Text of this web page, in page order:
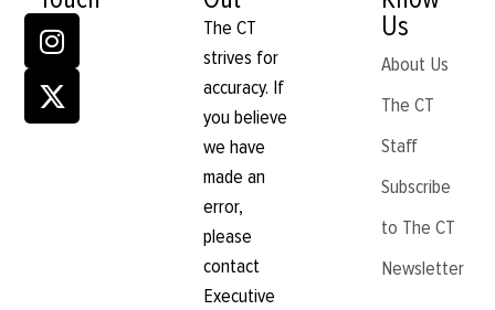
The CT
strives for
accuracy. If
you believe
we have
made an
error,
please
contact
Executive
Us
About Us
The CT
Staff
Subscribe
to The CT
Newsletter